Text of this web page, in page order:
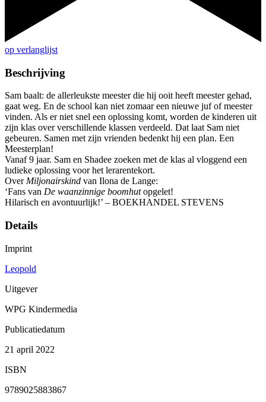
op verlanglijst
Beschrijving
Sam baalt: de allerleukste meester die hij ooit heeft meester gehad,
gaat weg. En de school kan niet zomaar een nieuwe juf of meester
vinden. Als er niet snel een oplossing komt, worden de kinderen uit
zijn klas over verschillende klassen verdeeld. Dat laat Sam niet
gebeuren. Samen met zijn vrienden bedenkt hij een plan. Een
Meesterplan!
Vanaf 9 jaar. Sam en Shadee zoeken met de klas al vloggend een
ludieke oplossing voor het lerarentekort.
OverMiljonairskind van Ilona de Lange:
‘Fans van De waanzinnige boomhutopgelet!
Hilarisch en avontuurlijk!’ – BOEKHANDEL STEVENS
Details
Imprint
Leopold
Uitgever
WPG Kindermedia
Publicatiedatum
21 april 2022
ISBN
9789025883867